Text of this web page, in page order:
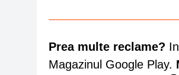
Prea multe reclame?
Magazinul Google Play.